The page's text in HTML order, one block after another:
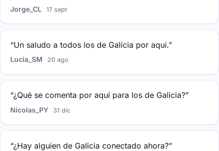
Jorge_CL 17 sept
“Un saludo a todos los de Galicia por aquí.”
Lucia_SM 20 ago
“¿Qué se comenta por aquí para los de Galicia?”
Nicolas_PY 31 dic
“¿Hay alguien de Galicia conectado ahora?”